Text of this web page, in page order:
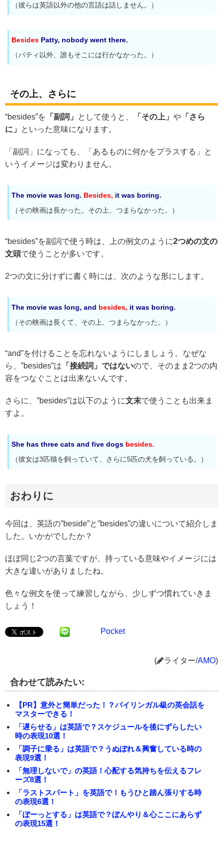
（彼らは英語以外の他の言語は話しません。）
Besides Patty, nobody went there.
（パティ以外、誰もそこには行かなかった。）
その上、さらに
“besides”を 「副詞」 として使うと、 「その上」 や 「さら
に」
といった意味になります。
「副詞」になっても、「あるものに何かをプラスする」と
いうイメージは変わりません。
The movie was long. Besides, it was boring.
（その映画は長かった。その上、つまらなかった。）
“besides”を副詞で使う時は、上の例文のように2つめの文の
文頭で使うことが多いです。
2つの文に分けずに書く時には、次のような形にします。
The movie was long, and besides, it was boring.
（その映画は長くて、その上、つまらなかった。）
“and”を付けることを忘れないようにしましょう。なぜな
ら、”besides”は 「接続詞」ではないので、そのまま2つの内
容をつなぐことは出来ないんです。
さらに、”besides”は以下のように文末で使うことも出来ま
すよ。
She has three cats and five dogs besides.
（彼女は3匹猫を飼っていて、さらに5匹の犬を飼っている。）
おわりに
今回は、英語の”beside”と”besides”の違いについて紹介しま
した。いかがでしたか？
ほぼ同じ2つの言葉ですが、持っている意味やイメージには
大きな違いがありましたね。
色々な例文を使って練習しながら、少しずつ慣れていきま
しょう！
Pocket
( ライター/AMO)
合わせて読みたい:
【PR】意外と簡単だった！？バイリンガル級の英会話を
マスターできる！
「遅らせる」は英語で？スケジュールを後にずらしたい
時の表現10選！
「調子に乗る」は英語で？うぬぼれ＆興奮している時の
表現9選！
「無理しないで」の英語！心配する気持ちを伝えるフレ
ーズ8選！
「ラストスパート」を英語で！もうひと踏ん張りする時
の表現6選！
「ぼーっとする」は英語で？ぼんやり＆心ここにあらず
の表現15選！